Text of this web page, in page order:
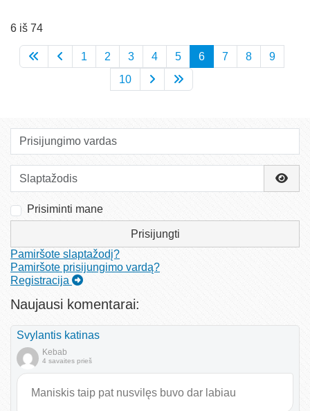
6 iš 74
1 2 3 4 5 6 7 8
9
10
Prisijungimo vardas
Slaptažodis
Prisiminti mane
Prisijungti
Pamiršote slaptažodį?
Pamiršote prisijungimo vardą?
Registracija
Naujausi komentarai:
Svylantis katinas
Kebab
4 savaites prieš
Maniskis taip pat nusvilęs buvo dar labiau